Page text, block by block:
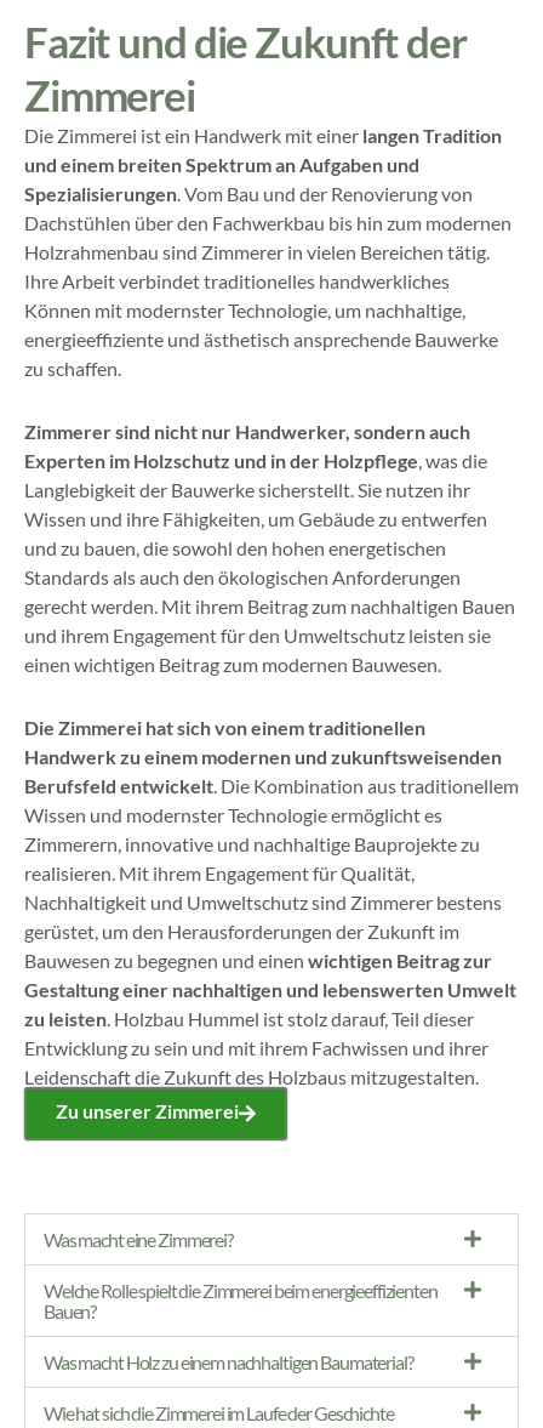
Fazit und die Zukunft der
Zimmerei
Die Zimmerei ist ein Handwerk mit einer langen Tradition
und einem breiten Spektrum an Aufgaben und
Spezialisierungen . Vom Bau und der Renovierung von
Dachstühlen über den Fachwerkbau bis hin zum modernen
Holzrahmenbau sind Zimmerer in vielen Bereichen tätig.
Ihre Arbeit verbindet traditionelles handwerkliches
Können mit modernster Technologie, um nachhaltige,
energieeffiziente und ästhetisch ansprechende Bauwerke
zu schaffen.
Zimmerer sind nicht nur Handwerker, sondern auch
Experten im Holzschutz und in der Holzpflege , was die
Langlebigkeit der Bauwerke sicherstellt. Sie nutzen ihr
Wissen und ihre Fähigkeiten, um Gebäude zu entwerfen
und zu bauen, die sowohl den hohen energetischen
Standards als auch den ökologischen Anforderungen
gerecht werden. Mit ihrem Beitrag zum nachhaltigen Bauen
und ihrem Engagement für den Umweltschutz leisten sie
einen wichtigen Beitrag zum modernen Bauwesen.
Die Zimmerei hat sich von einem traditionellen
Handwerk zu einem modernen und zukunftsweisenden
Berufsfeld entwickelt . Die Kombination aus traditionellem
Wissen und modernster Technologie ermöglicht es
Zimmerern, innovative und nachhaltige Bauprojekte zu
realisieren. Mit ihrem Engagement für Qualität,
Nachhaltigkeit und Umweltschutz sind Zimmerer bestens
gerüstet, um den Herausforderungen der Zukunft im
Bauwesen zu begegnen und einen wichtigen Beitrag zur
Gestaltung einer nachhaltigen und lebenswerten Umwelt
zu leisten . Holzbau Hummel ist stolz darauf, Teil dieser
Entwicklung zu sein und mit ihrem Fachwissen und ihrer
Leidenschaft die Zukunft des Holzbaus mitzugestalten.
Zu unserer Zimmerei
Was macht eine Zimmerei?
Welche Rolle spielt die Zimmerei beim energieeffizienten
Bauen?
Was macht Holz zu einem nachhaltigen Baumaterial?
Wie hat sich die Zimmerei im Laufe der Geschichte